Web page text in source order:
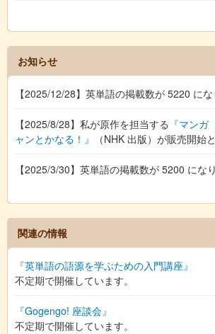
お知らせ
【2025/12/28】英単語の掲載数が 5220 にな
【2025/8/28】私が原作を担当する 『マン
ャンとかなる！』
（NHK 出版）が販売開始
【2025/3/30】英単語の掲載数が 5200 にな
関連の情報
『英単語の語源を学ぶための入門講座』
不定期で開催しています。
『Gogengo! 座談会』
不定期で開催しています。